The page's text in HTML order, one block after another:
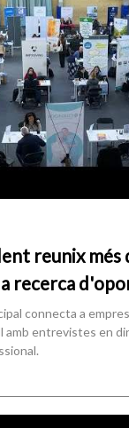
reunix
recerca
connecta a
amb entrevistes en